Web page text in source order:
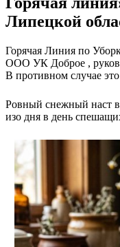
Липецкой
Горячая Линия по
ООО УК Доброе ,
В противном случае
Ровный снежный наст
изо дня в день